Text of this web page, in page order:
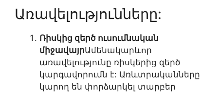
Առավելությունները:
Ռիսկից զերծ ուսումնական
միջավայրԱմենակարևոր
առավելությունը ռիսկերից զերծ
կարգավորումն է: Առևտրականները
կարող են փորձարկել տարբեր